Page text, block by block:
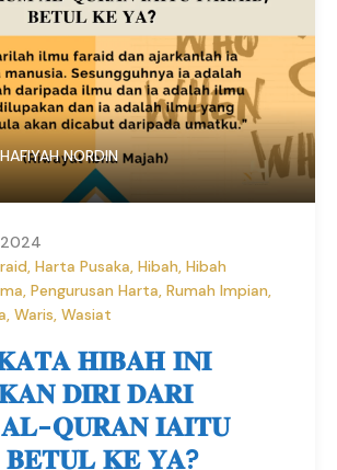
NORDIN
, Harta Pusaka, Hibah, Hibah
, Pengurusan Harta, Rumah Impian,
, Waris, Wasiat
𝐇𝐈𝐁𝐀𝐇 𝐈𝐍𝐈
𝐃𝐈𝐑𝐈 𝐃𝐀𝐑𝐈
𝐐𝐔𝐑𝐀𝐍 𝐈𝐀𝐈𝐓𝐔
𝐁𝐄𝐓𝐔𝐋 𝐊𝐄 𝐘𝐀?